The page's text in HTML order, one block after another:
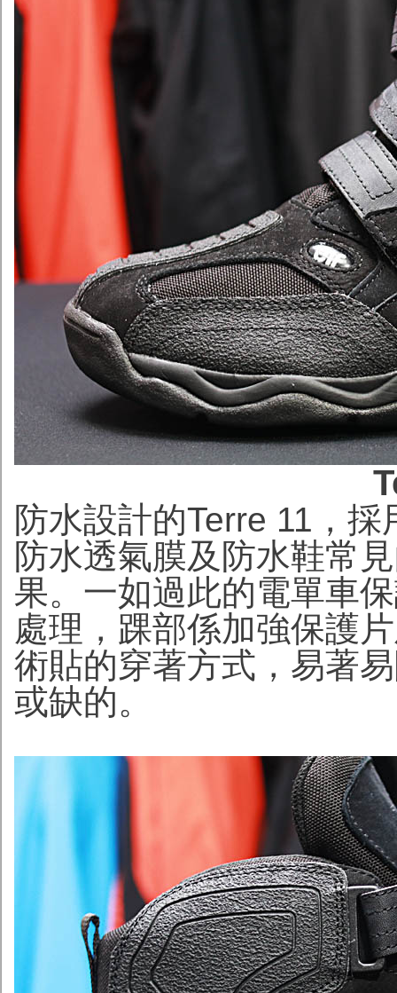
防水設計的Terre 11，
防水透氣膜及防水鞋常
果。一如過此的電單車
處理，踝部係加強保護
術貼的穿著方式，易著
或缺的。